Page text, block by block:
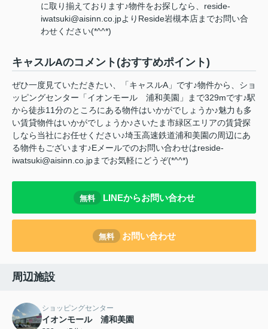
に取り揃えております♪物件をお探しなら、reside-
iwatsuki@aisinn.co.jpよりReside岩槻本店までお問い合
わせください(*^^*)
キャスルAのコメント(おすすめポイント)
ぜひ一度見ていただきたい、「キャスルA」です♪物件から、ショ
ッピングセンター「イオンモール 浦和美園」まで329mです♪駅
から徒歩11分のところにある物件はいかがでしょうか♪魅力も多
い賃貸物件はいかがでしょうか♪さいたま市緑区エリアの賃貸探
しなら当社にお任せください♪埼玉高速鉄道浦和美園の周辺にあ
る物件もございます♪Eメールでのお問い合わせはreside-
iwatsuki@aisinn.co.jpまでお気軽にどうぞ(*^^*)
無料 LINEからお問い合わせ
無料 お問い合わせ
周辺施設
ショッピングセンター
イオンモール 浦和美園